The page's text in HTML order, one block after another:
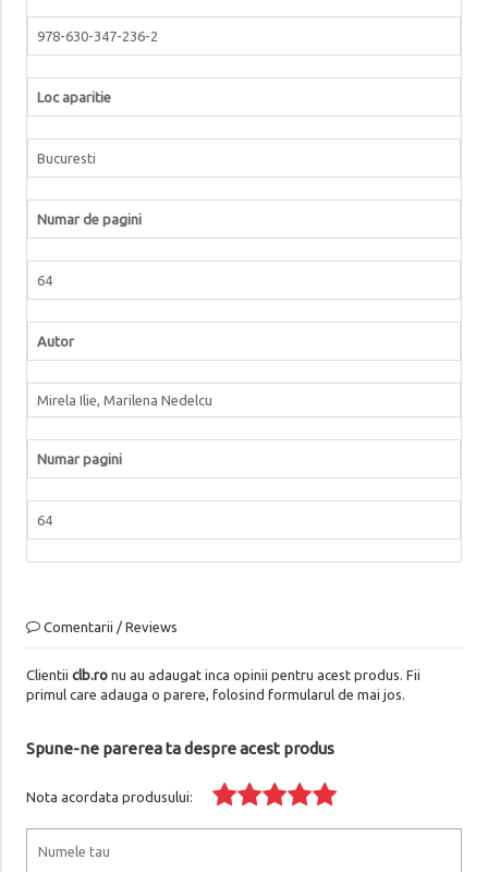
978-630-347-236-2
Loc aparitie
Bucuresti
Numar de pagini
64
Autor
Mirela Ilie, Marilena Nedelcu
Numar pagini
64
Comentarii / Reviews
Clientii clb.ronu au adaugat inca opinii pentru acest produs. Fii
primul care adauga o parere, folosind formularul de mai jos.
Spune-ne parerea ta despre acest produs
Nota acordata produsului: